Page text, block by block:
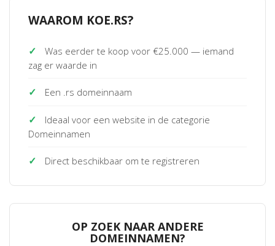
WAAROM KOE.RS?
✓
Was eerder te koop voor €25.000 — iemand
zag er waarde in
✓ Een .rs domeinnaam
✓
Ideaal voor een website in de categorie
Domeinnamen
✓ Direct beschikbaar om te registreren
OP ZOEK NAAR ANDERE
DOMEINNAMEN?